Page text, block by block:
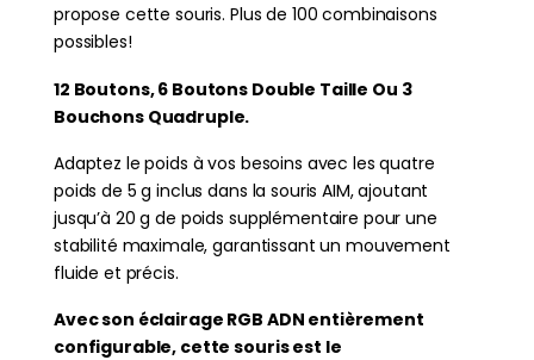
propose cette souris. Plus de 100 combinaisons
possibles!
12 Boutons, 6 Boutons Double Taille Ou 3
Bouchons Quadruple.
Adaptez le poids à vos besoins avec les quatre
poids de 5 g inclus dans la souris AIM, ajoutant
jusqu’à 20 g de poids supplémentaire pour une
stabilité maximale, garantissant un mouvement
fluide et précis.
Avec son éclairage RGB ADN entièrement
configurable, cette souris est le